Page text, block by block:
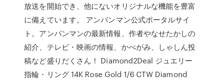
放送を開始でき、他にないオリジナルな機能を豊富
に備えています。 アンパンマン公式ポータルサイ
ト。アンパンマンの最新情報、作者やなせたかしの
紹介、テレビ・映画の情報、かべがみ、しゃしん投
稿など盛りだくさん！ Diamond2Deal ジュエリー
指輪・リング 14K Rose Gold 1/6 CTW Diamond